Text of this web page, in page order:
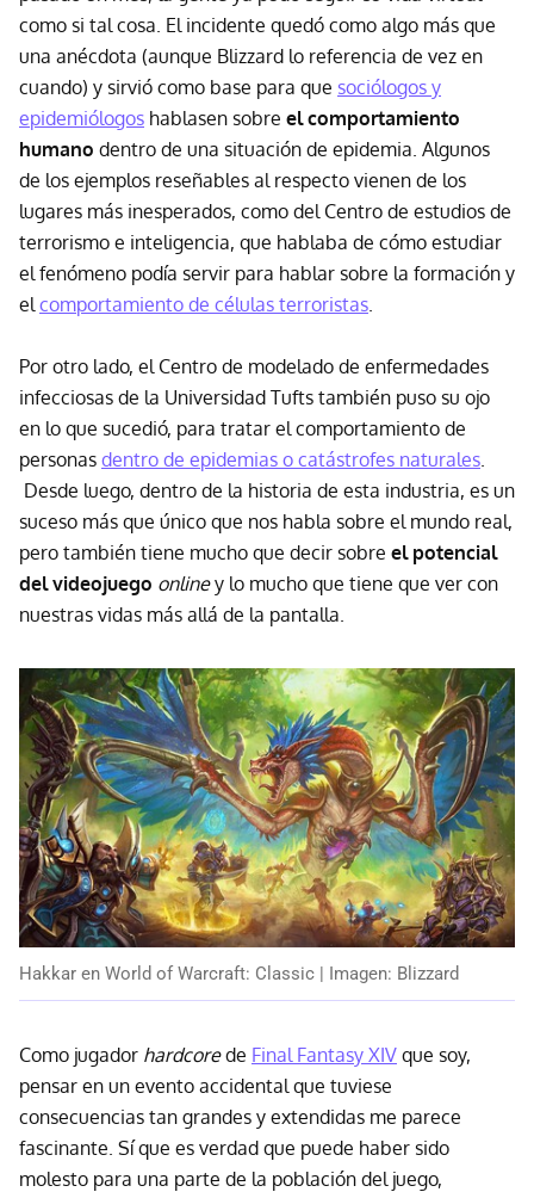
como si tal cosa. El incidente quedó como algo más que
una anécdota (aunque Blizzard lo referencia de vez en
cuando) y sirvió como base para que sociólogos y
epidemiólogos hablasen sobre el comportamiento
humano dentro de una situación de epidemia. Algunos
de los ejemplos reseñables al respecto vienen de los
lugares más inesperados, como del Centro de estudios de
terrorismo e inteligencia, que hablaba de cómo estudiar
el fenómeno podía servir para hablar sobre la formación y
el comportamiento de células terroristas
Por otro lado, el Centro de modelado de enfermedades
infecciosas de la Universidad Tufts también puso su ojo
en lo que sucedió, para tratar el comportamiento de
personas dentro de epidemias o catástrofes naturales
Desde luego, dentro de la historia de esta industria, es un
suceso más que único que nos habla sobre el mundo real,
pero también tiene mucho que decir sobre el potencial
del videojuego onliney lo mucho que tiene que ver con
nuestras vidas más allá de la pantalla.
Hakkar en World of Warcraft: Classic | Imagen: Blizzard
Como jugador hardcorede Final Fantasy XIV que soy,
pensar en un evento accidental que tuviese
consecuencias tan grandes y extendidas me parece
fascinante. Sí que es verdad que puede haber sido
molesto para una parte de la población del juego,